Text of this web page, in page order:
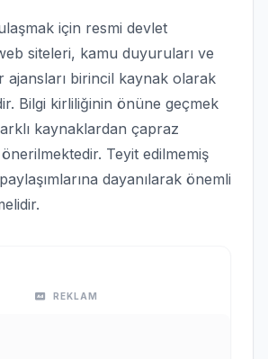
için resmi devlet
siteleri, kamu duyuruları ve
ajansları birincil kaynak olarak
Bilgi kirliliğinin önüne geçmek
kaynaklardan çapraz
Teyit edilmemiş
dayanılarak önemli
REKLAM